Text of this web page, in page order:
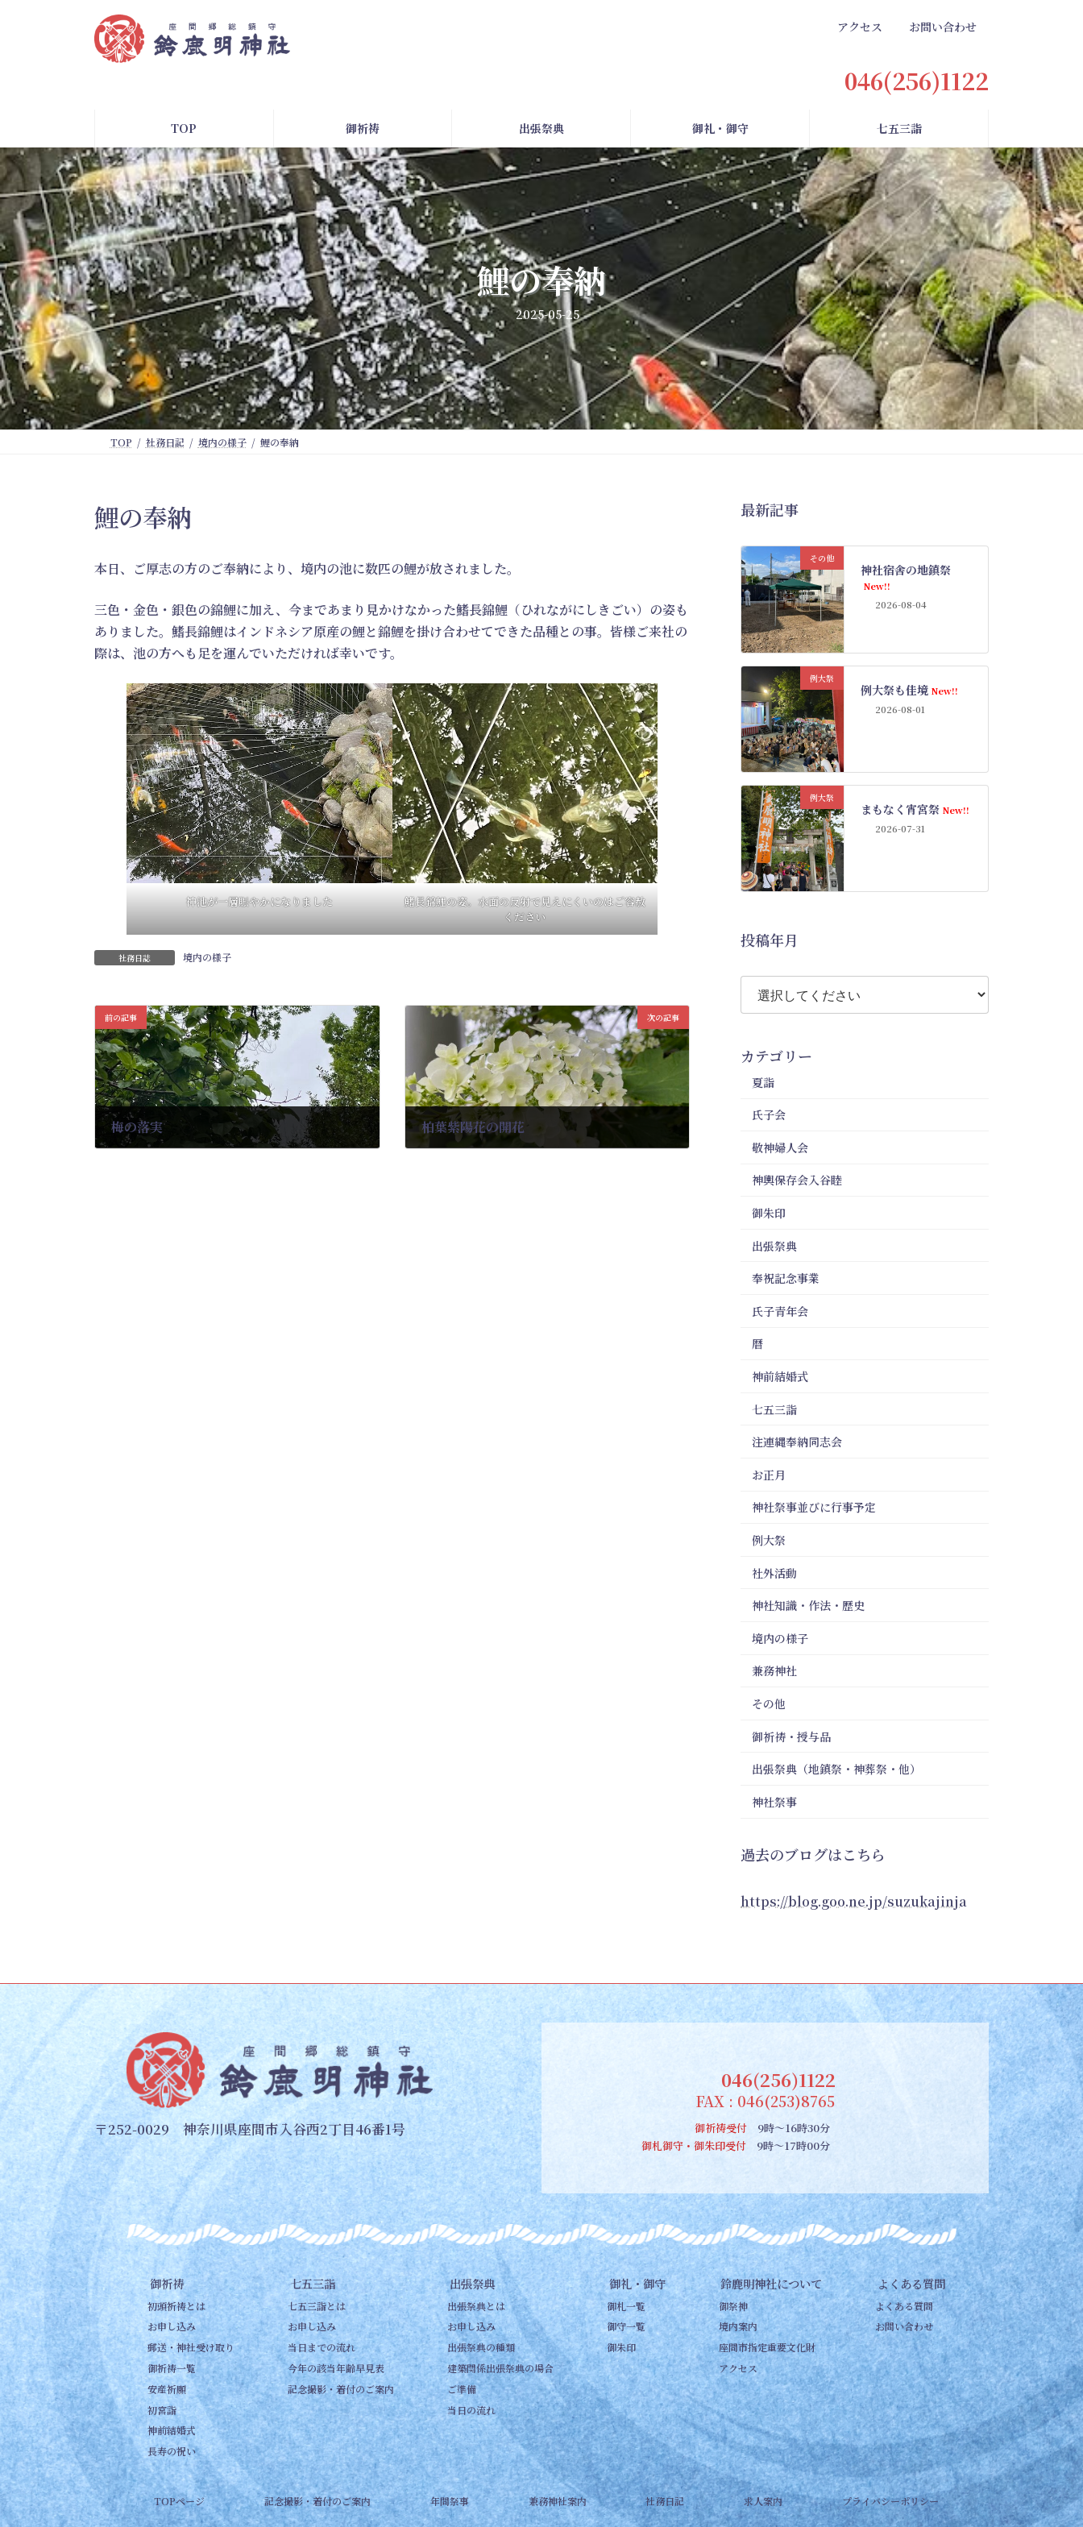
ッ
プ
移
動
アクセス お問い合わせ
046(256)1122
TOP 御祈祷 出張祭典 御礼・御守 七五三詣
鯉の奉納
2025-05-25
TOP 社務日記 境内の様子 鯉の奉納
鯉の奉納
本日、ご厚志の方のご奉納により、境内の池に数匹の鯉が放されました。
三色・金色・銀色の錦鯉に加え、今まであまり見かけなかった鰭長錦鯉（ひれながにしきごい）の姿も
ありました。鰭長錦鯉はインドネシア原産の鯉と錦鯉を掛け合わせてできた品種との事。皆様ご来社の
際は、池の方へも足を運んでいただければ幸いです。
神池が一層賑やかになりました
鰭長錦鯉の姿。水面の反射で見えにくいのはご容赦
ください
社務日誌 境内の様子
前の記事
梅の落実
次の記事
柏葉紫陽花の開花
最新記事
その他
神社宿舎の地鎮祭
New!!
2026-08-04
例大祭
例大祭も佳境 New!!
2026-08-01
例大祭
まもなく宵宮祭 New!!
2026-07-31
投稿年月
カテゴリー
夏詣
氏子会
敬神婦人会
神輿保存会入谷睦
御朱印
出張祭典
奉祝記念事業
氏子青年会
暦
神前結婚式
七五三詣
注連縄奉納同志会
お正月
神社祭事並びに行事予定
例大祭
社外活動
神社知識・作法・歴史
境内の様子
兼務神社
その他
御祈祷・授与品
出張祭典（地鎮祭・神葬祭・他）
神社祭事
過去のブログはこちら
https://blog.goo.ne.jp/suzukajinja
〒252-0029 神奈川県座間市入谷西2丁目46番1号
046(256)1122
FAX : 046(253)8765
御祈祷受付 9時～16時30分
御札御守・御朱印受付 9時～17時00分
御祈祷
初頭祈祷とは
お申し込み
郵送・神社受け取り
御祈祷一覧
安産祈願
初宮詣
神前結婚式
長寿の祝い
七五三詣
七五三詣とは
お申し込み
当日までの流れ
今年の該当年齢早見表
記念撮影・着付のご案内
出張祭典
出張祭典とは
お申し込み
出張祭典の種類
建築関係出張祭典の場合
ご準備
当日の流れ
御礼・御守
御札一覧
御守一覧
御朱印
鈴鹿明神社について
御祭神
境内案内
座間市指定重要文化財
アクセス
よくある質問
よくある質問
お問い合わせ
TOPページ 記念撮影・着付のご案内 年間祭事 兼務神社案内 社務日記 求人案内 プライバシーポリシー